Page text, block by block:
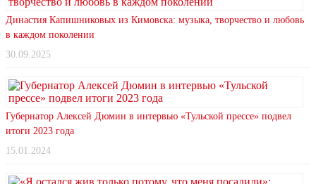
Династия Капишниковых из Кимовска: музыка, творчество и любовь
в каждом поколении
30.09.2025
Губернатор Алексей Дюмин в интервью «Тульской прессе» подвел
итоги 2023 года
15.01.2024